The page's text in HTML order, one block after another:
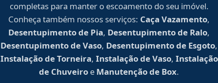
completas para manter o escoamento do seu imóvel.
Conheça também nossos serviços: Caça Vazamento,
Desentupimento de Pia, Desentupimento de Ralo,
Desentupimento de Vaso, Desentupimento de Esgoto,
Instalação de Torneira, Instalação de Vaso, Instalação
de Chuveiro e Manutenção de Box.